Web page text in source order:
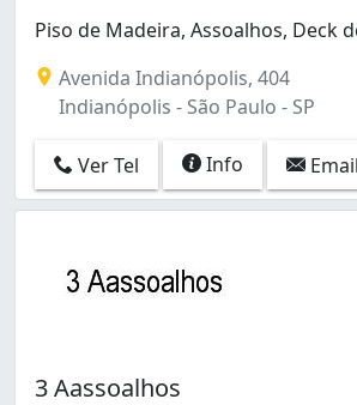
Piso de Madeira, Assoalhos, Deck
Avenida Indianópolis, 404
Indianópolis - São Paulo - SP
Ver Tel Info Email
3 Aassoalhos